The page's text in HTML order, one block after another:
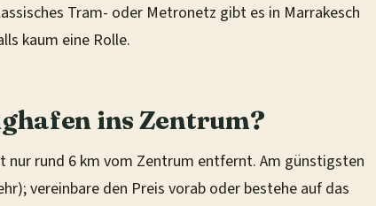
Tram- oder Metronetz gibt es in Marrakesch
kaum eine Rolle.
ins Zentrum?
nur rund 6 km vom Zentrum entfernt. Am günstigsten
vereinbare den Preis vorab oder bestehe auf das